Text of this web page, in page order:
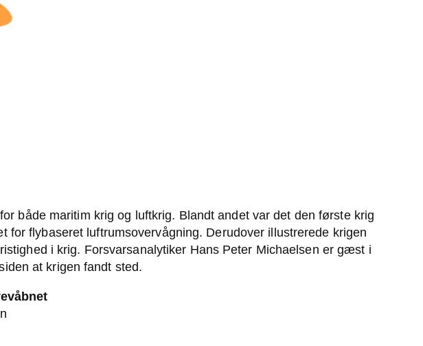
både maritim krig og luftkrig. Blandt andet var det den første krig
flybaseret luftrumsovervågning. Derudover illustrerede krigen
i krig. Forsvarsanalytiker Hans Peter Michaelsen er gæst i
at krigen fandt sted.